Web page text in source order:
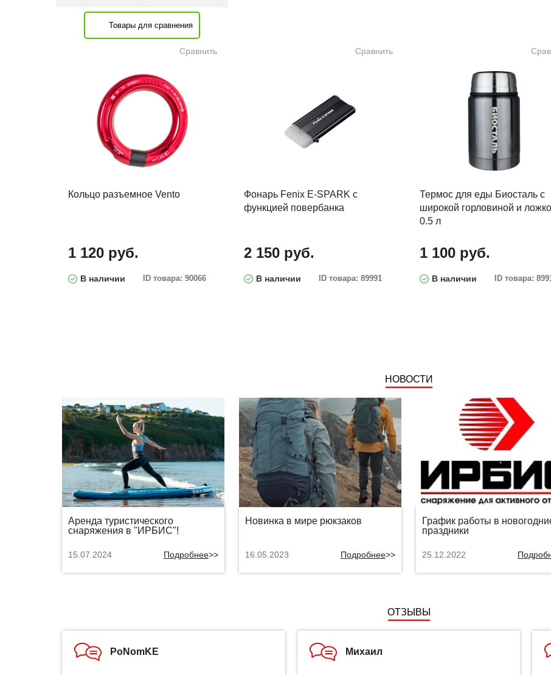
Товары для сравнения
Сравнить
Кольцо разъемное Vento
1 120 руб.
В наличии ID товара: 90066
Сравнить
Фонарь Fenix E-SPARK с
функцией повербанка
2 150 руб.
В наличии ID товара: 89991
Термос для еды Биосталь с
широкой горловиной и
0.5 л
1 100 руб.
В наличии ID товара:
НОВОСТИ
Аренда туристического
снаряжения в "ИРБИС"!
15.07.2024 Подробнее>>
Новинка в мире рюкзаков
16.05.2023 Подробнее>>
График работы в
праздники
25.12.2022
ОТЗЫВЫ
PoNomKE Михаил